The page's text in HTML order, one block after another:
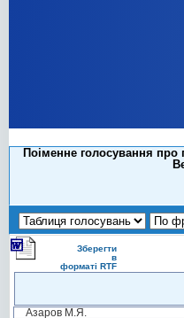
Поіменне голосування
Зберегти
в
форматі RTF
Азаров М.Я.